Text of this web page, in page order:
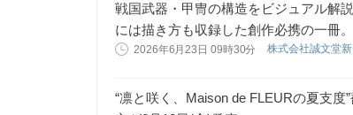
戦国武器・甲冑の構造をビジュアル解
には描き方も収録した創作必携の一冊。
2026年6月23日 09時30分 株式会社誠文堂
“凛と咲く、Maison de FLEURの夏支